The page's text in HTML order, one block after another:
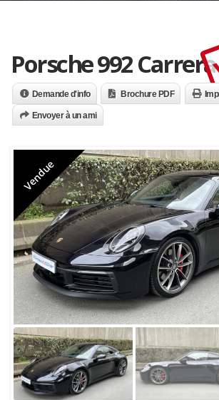
Porsche 992 Carrera
Demande d'info Brochure PDF
Envoyer à un ami
Vendue